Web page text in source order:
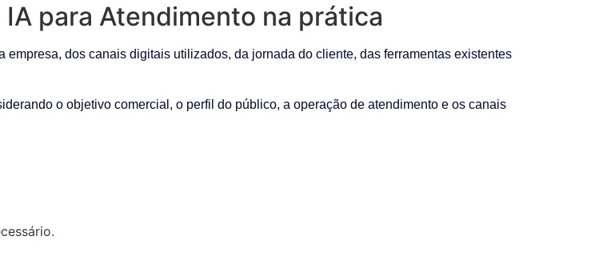
para Atendimento na prática
dos canais digitais utilizados, da jornada do cliente, das ferramentas existentes
o objetivo comercial, o perfil do público, a operação de atendimento e os canais